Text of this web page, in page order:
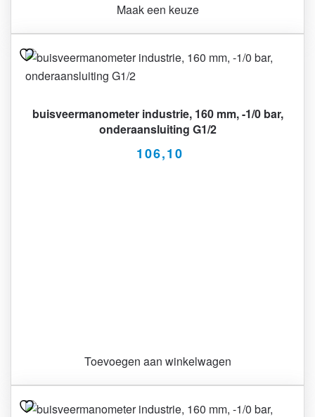
Maak een keuze
buisveermanometer industrie, 160 mm, -1/0 bar,
onderaansluiting G1/2
106,10
Toevoegen aan winkelwagen